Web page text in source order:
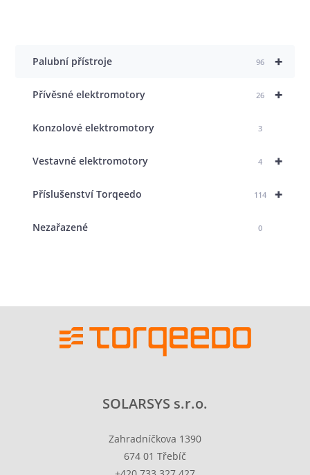
+
Palubní přístroje 96
+
Přívěsné elektromotory 26
Konzolové elektromotory 3
+
Vestavné elektromotory 4
+
Příslušenství Torqeedo 114
Nezařazené 0
SOLARSYS s.r.o.
Zahradníčkova 1390
674 01 Třebíč